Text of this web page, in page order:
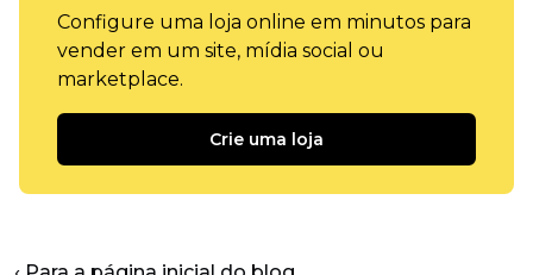
Configure uma loja online em minutos para
vender em um site, mídia social ou
marketplace.
Crie uma loja